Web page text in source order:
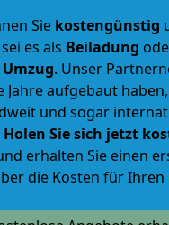
Sie kostengünstig
es als Beiladung
Umzug. Unser
Jahre aufgebaut
und sogar
Holen Sie sich jetzt
erhalten Sie einen
die Kosten für Ihren